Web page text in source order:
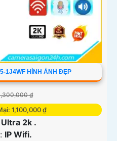
1J4WF HÌNH ẢNH ĐẸP
₫
1,100,000 ₫
Ultra 2k .
IP Wifi.